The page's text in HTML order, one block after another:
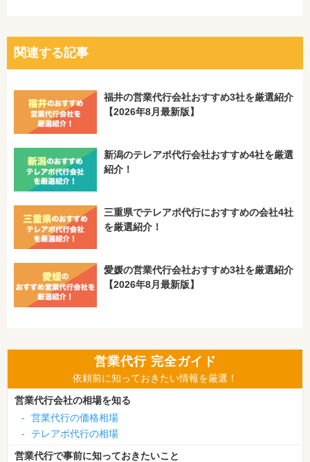
関連する記事
福井の営業代行会社おすすめ3社を厳選紹介
【2026年8月最新版】
新潟のテレアポ代行会社おすすめ4社を厳選
紹介！
三重県でテレアポ代行におすすめの会社4社
を厳選紹介！
愛媛の営業代行会社おすすめ3社を厳選紹介
【2026年8月最新版】
営業代行 完全ガイド
依頼前に知っておきたい情報を厳選！
営業代行会社の相場を知る
-
営業代行の価格相場
-
テレアポ代行の相場
営業代行で事前に知っておきたいこと